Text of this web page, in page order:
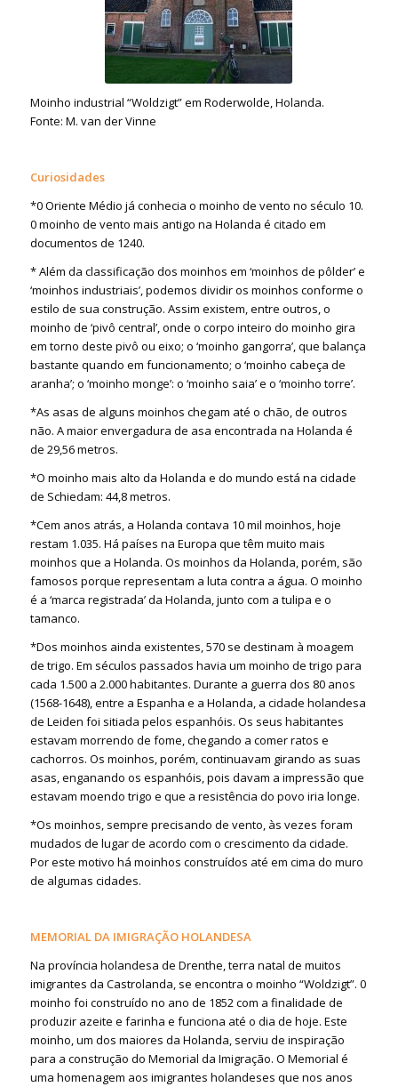
Moinho industrial “Woldzigt” em Roderwolde, Holanda.
Fonte: M. van der Vinne
Curiosidades
*0 Oriente Médio já conhecia o moinho de vento no século 10.
0 moinho de vento mais antigo na Holanda é citado em
documentos de 1240.
* Além da classificação dos moinhos em ‘moinhos de pôlder’ e
‘moinhos industriais’, podemos dividir os moinhos conforme o
estilo de sua construção. Assim existem, entre outros, o
moinho de ‘pivô central’, onde o corpo inteiro do moinho gira
em torno deste pivô ou eixo; o ‘moinho gangorra’, que balança
bastante quando em funcionamento; o ‘moinho cabeça de
aranha’; o ‘moinho monge’: o ‘moinho saia’ e o ‘moinho torre’.
*As asas de alguns moinhos chegam até o chão, de outros
não. A maior envergadura de asa encontrada na Holanda é
de 29,56 metros.
*O moinho mais alto da Holanda e do mundo está na cidade
de Schiedam: 44,8 metros.
*Cem anos atrás, a Holanda contava 10 mil moinhos, hoje
restam 1.035. Há países na Europa que têm muito mais
moinhos que a Holanda. Os moinhos da Holanda, porém, são
famosos porque representam a luta contra a água. O moinho
é a ‘marca registrada’ da Holanda, junto com a tulipa e o
tamanco.
*Dos moinhos ainda existentes, 570 se destinam à moagem
de trigo. Em séculos passados havia um moinho de trigo para
cada 1.500 a 2.000 habitantes. Durante a guerra dos 80 anos
(1568-1648), entre a Espanha e a Holanda, a cidade holandesa
de Leiden foi sitiada pelos espanhóis. Os seus habitantes
estavam morrendo de fome, chegando a comer ratos e
cachorros. Os moinhos, porém, continuavam girando as suas
asas, enganando os espanhóis, pois davam a impressão que
estavam moendo trigo e que a resistência do povo iria longe.
*Os moinhos, sempre precisando de vento, às vezes foram
mudados de lugar de acordo com o crescimento da cidade.
Por este motivo há moinhos construídos até em cima do muro
de algumas cidades.
MEMORIAL DA IMIGRAÇÃO HOLANDESA
Na província holandesa de Drenthe, terra natal de muitos
imigrantes da Castrolanda, se encontra o moinho “Woldzigt”. 0
moinho foi construído no ano de 1852 com a finalidade de
produzir azeite e farinha e funciona até o dia de hoje. Este
moinho, um dos maiores da Holanda, serviu de inspiração
para a construção do Memorial da Imigração. O Memorial é
uma homenagem aos imigrantes holandeses que nos anos